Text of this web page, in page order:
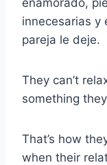
innecesarias y
pareja le deje.
They can’t
something
That’s how
when their